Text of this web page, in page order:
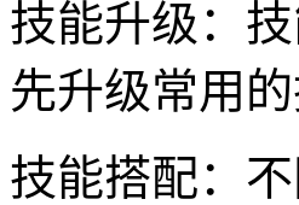
技能升级：
先升级常用
技能搭配：